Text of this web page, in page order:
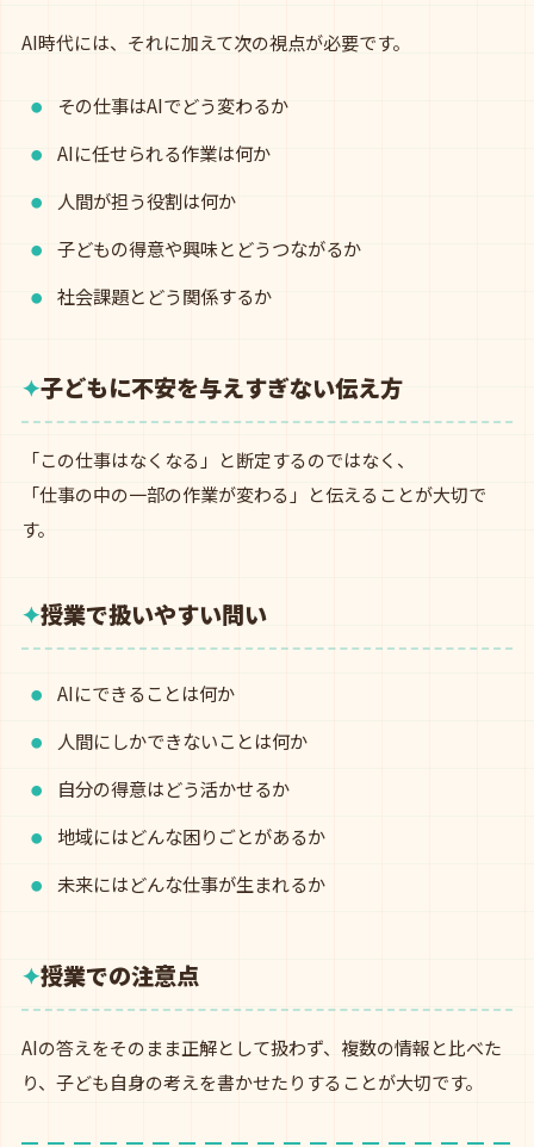
AI時代には、それに加えて次の視点が必要です。
その仕事はAIでどう変わるか
AIに任せられる作業は何か
人間が担う役割は何か
子どもの得意や興味とどうつながるか
社会課題とどう関係するか
子どもに不安を与えすぎない伝え方
「この仕事はなくなる」と断定するのではなく、
「仕事の中の一部の作業が変わる」と伝えることが大切で
す。
授業で扱いやすい問い
AIにできることは何か
人間にしかできないことは何か
自分の得意はどう活かせるか
地域にはどんな困りごとがあるか
未来にはどんな仕事が生まれるか
授業での注意点
AIの答えをそのまま正解として扱わず、複数の情報と比べた
り、子ども自身の考えを書かせたりすることが大切です。